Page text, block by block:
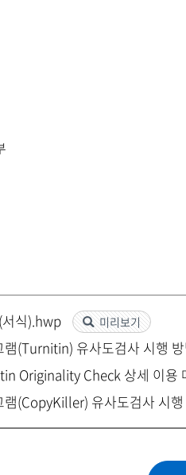
서식).hwp 미리보기
램(Turnitin) 유사도검사 시행
Originality Check 상세 이용
램(CopyKiller) 유사도검사 시